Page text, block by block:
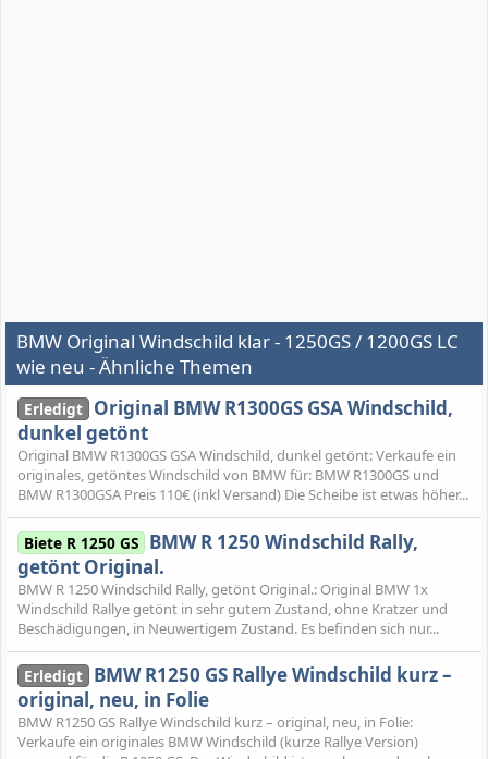
BMW Original Windschild klar - 1250GS / 1200GS LC
wie neu - Ähnliche Themen
Erledigt Original BMW R1300GS GSA Windschild,
dunkel getönt
Original BMW R1300GS GSA Windschild, dunkel getönt: Verkaufe ein
originales, getöntes Windschild von BMW für: BMW R1300GS und
BMW R1300GSA Preis 110€ (inkl Versand) Die Scheibe ist etwas höher...
Biete R 1250 GS BMW R 1250 Windschild Rally,
getönt Original.
BMW R 1250 Windschild Rally, getönt Original.: Original BMW 1x
Windschild Rallye getönt in sehr gutem Zustand, ohne Kratzer und
Beschädigungen, in Neuwertigem Zustand. Es befinden sich nur...
Erledigt BMW R1250 GS Rallye Windschild kurz –
original, neu, in Folie
BMW R1250 GS Rallye Windschild kurz – original, neu, in Folie:
Verkaufe ein originales BMW Windschild (kurze Rallye Version)